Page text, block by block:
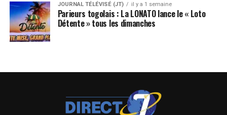
JOURNAL TÉLÉVISÉ (JT) il y a 1 semaine
Parieurs togolais : La LONATO lance le « Loto
Détente » tous les dimanches